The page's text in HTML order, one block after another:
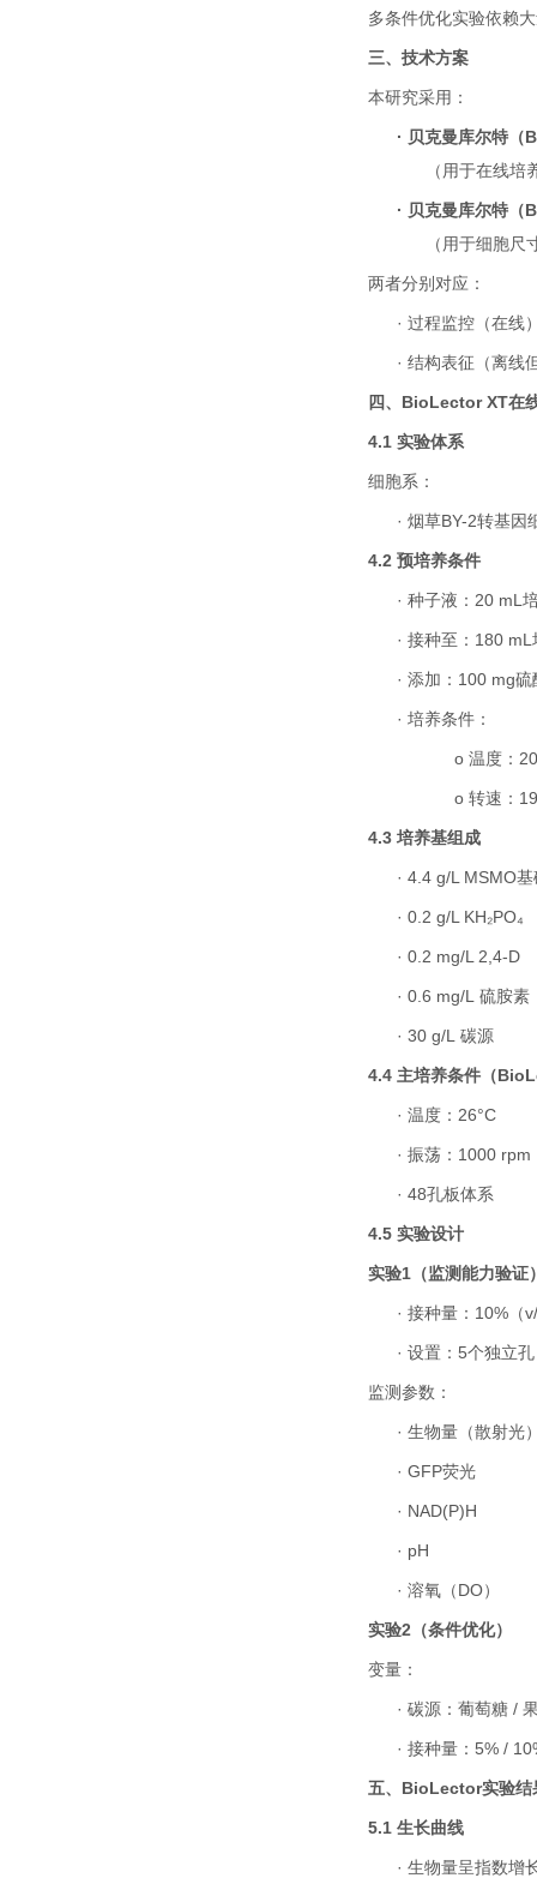
多条件优化实验依赖
三、技术方案
本研究采用：
· 贝克曼库尔特（
（用于在线培
· 贝克曼库尔特（
（用于细胞
两者分别对应：
· 过程监控（在线
· 结构表征（离线
四、 BioLector XT在
4.1 实验体系
细胞系：
· 烟草BY-2转基因
4.2 预培养条件
· 种子液： 20 mL
· 接种至： 180 mL
· 添加： 100 mg硫
· 培养条件：
o 温度：
o 转速：
4.3 培养基组成
· 4.4 g/L MSMO基
· 0.2 g/L KH₂PO₄
· 0.2 mg/L 2,4-D
· 0.6 mg/L 硫胺素
· 30 g/L 碳源
4.4 主培养条件（
· 温度： 26°C
· 振荡： 1000 rpm
· 48孔板体系
4.5 实验设计
实验1 （监测能力验证
· 接种量： 10% （
· 设置： 5个独立孔
监测参数：
· 生物量（散射光
· GFP荧光
· NAD(P)H
· pH
· 溶氧（DO）
实验2 （条件优化）
变量：
· 碳源：葡萄糖 /
· 接种量： 5% /
五、 BioLector实验结
5.1 生长曲线
· 生物量呈指数增